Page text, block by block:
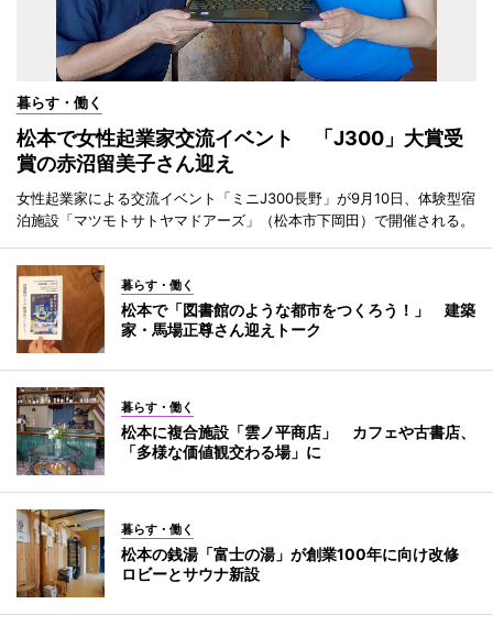
暮らす・働く
松本で女性起業家交流イベント 「J300」大賞受
賞の赤沼留美子さん迎え
女性起業家による交流イベント「ミニJ300長野」が9月10日、体験型宿
泊施設「マツモトサトヤマドアーズ」（松本市下岡田）で開催される。
暮らす・働く
松本で「図書館のような都市をつくろう！」 建築
家・馬場正尊さん迎えトーク
暮らす・働く
松本に複合施設「雲ノ平商店」 カフェや古書店、
「多様な価値観交わる場」に
暮らす・働く
松本の銭湯「富士の湯」が創業100年に向け改修
ロビーとサウナ新設